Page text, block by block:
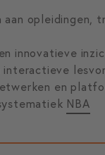
opleidingen,
innovatieve
en
NBA